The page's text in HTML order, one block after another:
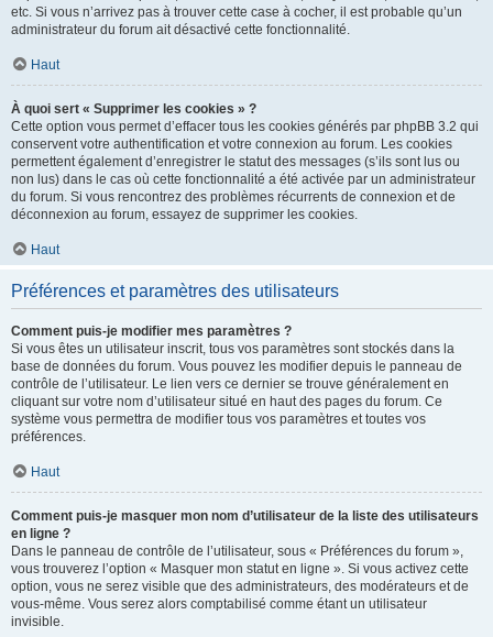
etc. Si vous n’arrivez pas à trouver cette case à cocher, il est probable qu’un
administrateur du forum ait désactivé cette fonctionnalité.
Haut
À quoi sert « Supprimer les cookies » ?
Cette option vous permet d’effacer tous les cookies générés par phpBB 3.2 qui
conservent votre authentification et votre connexion au forum. Les cookies
permettent également d’enregistrer le statut des messages (s’ils sont lus ou
non lus) dans le cas où cette fonctionnalité a été activée par un administrateur
du forum. Si vous rencontrez des problèmes récurrents de connexion et de
déconnexion au forum, essayez de supprimer les cookies.
Haut
Préférences et paramètres des utilisateurs
Comment puis-je modifier mes paramètres ?
Si vous êtes un utilisateur inscrit, tous vos paramètres sont stockés dans la
base de données du forum. Vous pouvez les modifier depuis le panneau de
contrôle de l’utilisateur. Le lien vers ce dernier se trouve généralement en
cliquant sur votre nom d’utilisateur situé en haut des pages du forum. Ce
système vous permettra de modifier tous vos paramètres et toutes vos
préférences.
Haut
Comment puis-je masquer mon nom d’utilisateur de la liste des utilisateurs
en ligne ?
Dans le panneau de contrôle de l’utilisateur, sous « Préférences du forum »,
vous trouverez l’option « Masquer mon statut en ligne ». Si vous activez cette
option, vous ne serez visible que des administrateurs, des modérateurs et de
vous-même. Vous serez alors comptabilisé comme étant un utilisateur
invisible.